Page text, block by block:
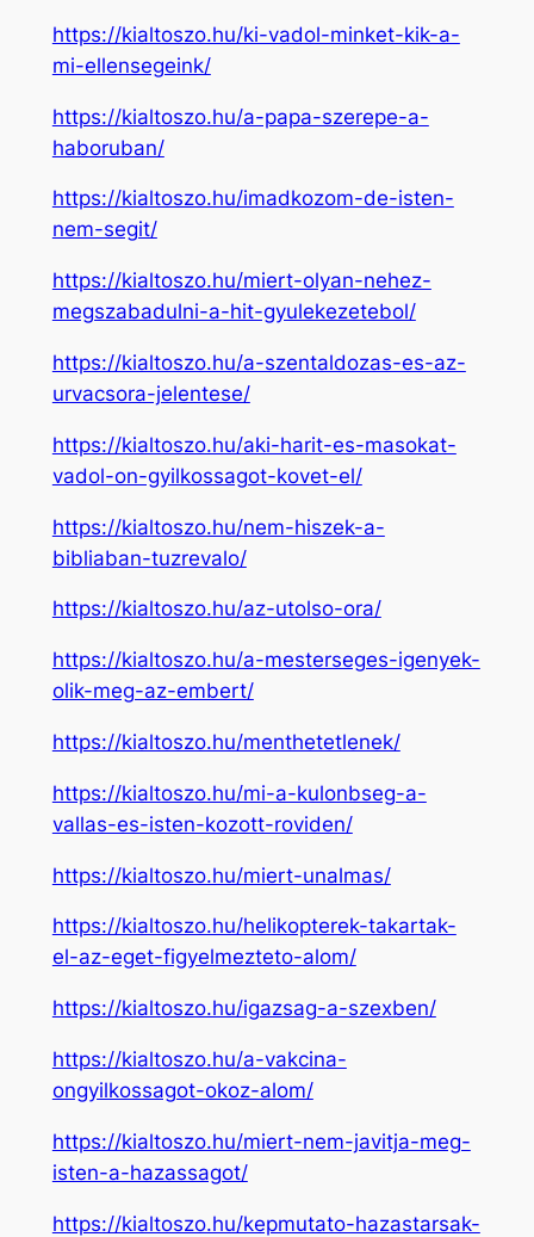
https://kialtoszo.hu/ki-vadol-minket-kik-a-
mi-ellensegeink/
https://kialtoszo.hu/a-papa-szerepe-a-
haboruban/
https://kialtoszo.hu/imadkozom-de-isten-
nem-segit/
https://kialtoszo.hu/miert-olyan-nehez-
megszabadulni-a-hit-gyulekezetebol/
https://kialtoszo.hu/a-szentaldozas-es-az-
urvacsora-jelentese/
https://kialtoszo.hu/aki-harit-es-masokat-
vadol-on-gyilkossagot-kovet-el/
https://kialtoszo.hu/nem-hiszek-a-
bibliaban-tuzrevalo/
https://kialtoszo.hu/az-utolso-ora/
https://kialtoszo.hu/a-mesterseges-igenyek-
olik-meg-az-embert/
https://kialtoszo.hu/menthetetlenek/
https://kialtoszo.hu/mi-a-kulonbseg-a-
vallas-es-isten-kozott-roviden/
https://kialtoszo.hu/miert-unalmas/
https://kialtoszo.hu/helikopterek-takartak-
el-az-eget-figyelmezteto-alom/
https://kialtoszo.hu/igazsag-a-szexben/
https://kialtoszo.hu/a-vakcina-
ongyilkossagot-okoz-alom/
https://kialtoszo.hu/miert-nem-javitja-meg-
isten-a-hazassagot/
https://kialtoszo.hu/kepmutato-hazastarsak-